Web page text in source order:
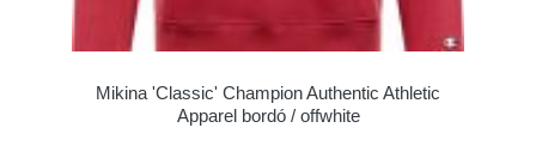
Mikina 'Classic' Champion Authentic Athletic
Apparel bordó / offwhite